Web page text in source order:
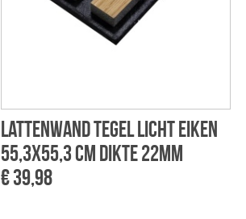
Lattenwand tegel licht eiken
55,3x55,3 cm dikte 22mm
€ 39,98